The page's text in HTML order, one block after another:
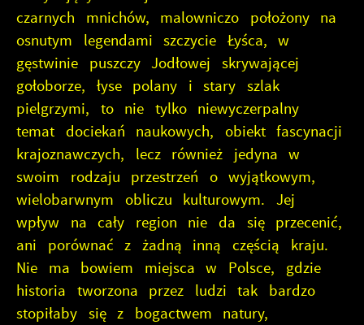
czarnych mnichów, malowniczo położony na
osnutym legendami szczycie Łyśca, w
gęstwinie puszczy Jodłowej skrywającej
gołoborze, łyse polany i stary szlak
pielgrzymi, to nie tylko niewyczerpalny
temat dociekań naukowych, obiekt fascynacji
krajoznawczych, lecz również jedyna w
swoim rodzaju przestrzeń o wyjątkowym,
wielobarwnym obliczu kulturowym. Jej
wpływ na cały region nie da się przecenić,
ani porównać z żadną inną częścią kraju.
Nie ma bowiem miejsca w Polsce, gdzie
historia tworzona przez ludzi tak bardzo
stopiłaby się z bogactwem natury,
nam na ocenę naszych serwisów internetowych pod
względem ich popularności wśród użytkowników.
Zgromadzone informacje są przetwarzane w formie
zanonimizowanej. Wyrażenie zgody na analityczne
pliki cookies gwarantuje dostępność wszystkich
funkcjonalności.
Reklamowe
Dzięki reklamowym plikom cookies prezentujemy Ci
najciekawsze informacje i aktualności na stronach
naszych partnerów.
Promocyjne pliki cookies służą do prezentowania Ci
naszych komunikatów na podstawie analizy Twoich
upodobań oraz Twoich zwyczajów dotyczących
przeglądanej witryny internetowej. Treści promocyjne
mogą pojawić się na stronach podmiotów trzecich
lub firm będących naszymi partnerami oraz innych
dostawców usług. Firmy te działają w charakterze
pośredników prezentujących nasze treści w postaci
wiadomości, ofert, komunikatów mediów
społecznościowych.
Więcej